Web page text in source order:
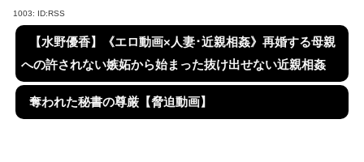
1003: ID:RSS
【水野優香】《エロ動画×人妻･近親相姦》再婚する母親
への許されない嫉妬から始まった抜け出せない近親相姦
奪われた秘書の尊厳【脅迫動画】